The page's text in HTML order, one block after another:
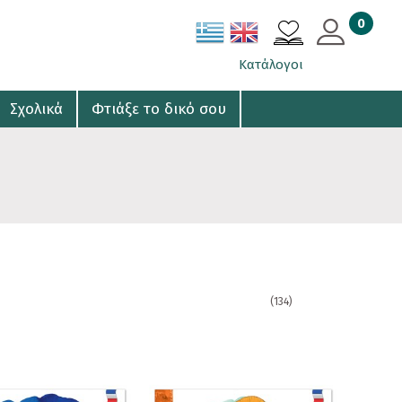
0
Κατάλογοι
Σχολικά Φτιάξε το δικό σου
(134)